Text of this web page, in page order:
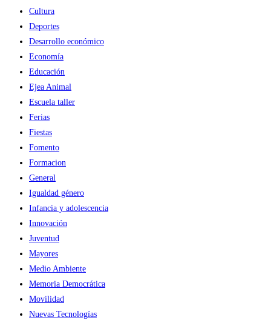
Cultura
Deportes
Desarrollo económico
Economía
Educación
Ejea Animal
Escuela taller
Ferias
Fiestas
Fomento
Formacion
General
Igualdad género
Infancia y adolescencia
Innovación
Juventud
Mayores
Medio Ambiente
Memoria Democrática
Movilidad
Nuevas Tecnologías